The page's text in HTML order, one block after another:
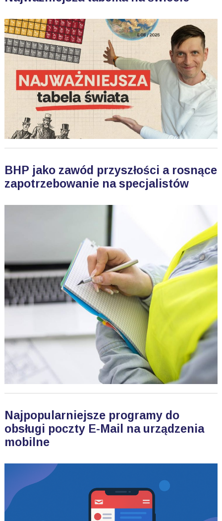
BHP jako zawód przyszłości a rosnące
zapotrzebowanie na specjalistów
Najpopularniejsze programy do
obsługi poczty E-Mail na urządzenia
mobilne